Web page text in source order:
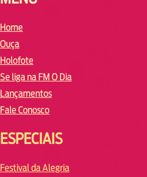
Home
Ouça
Holofote
Se liga na FM O Dia
Lançamentos
Fale Conosco
ESPECIAIS
Festival da Alegria